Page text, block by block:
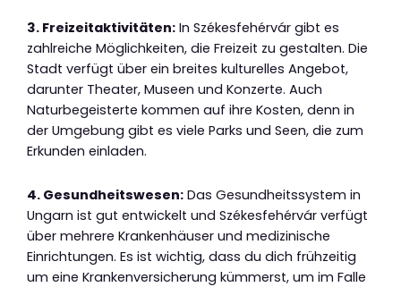
3. Freizeitaktivitäten: In Székesfehérvár gibt es
zahlreiche Möglichkeiten, die Freizeit zu gestalten. Die
Stadt verfügt über ein breites kulturelles Angebot,
darunter Theater, Museen und Konzerte. Auch
Naturbegeisterte kommen auf ihre Kosten, denn in
der Umgebung gibt es viele Parks und Seen, die zum
Erkunden einladen.
4. Gesundheitswesen: Das Gesundheitssystem in
Ungarn ist gut entwickelt und Székesfehérvár verfügt
über mehrere Krankenhäuser und medizinische
Einrichtungen. Es ist wichtig, dass du dich frühzeitig
um eine Krankenversicherung kümmerst, um im Falle